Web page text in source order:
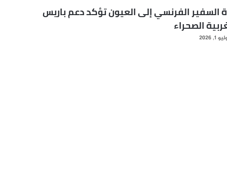
السفير الفرنسي إلى العيون تؤكد دعم باريس
الصحراء
1, 2026